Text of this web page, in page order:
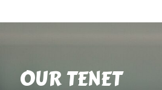
OUR TENET